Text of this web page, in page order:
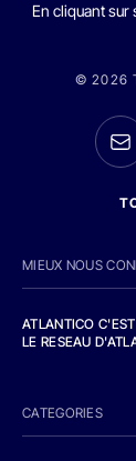
En cliquant sur
© 2026
MIEUX NOUS
ATLANTICO
LE RESEAU
CATEGORIES